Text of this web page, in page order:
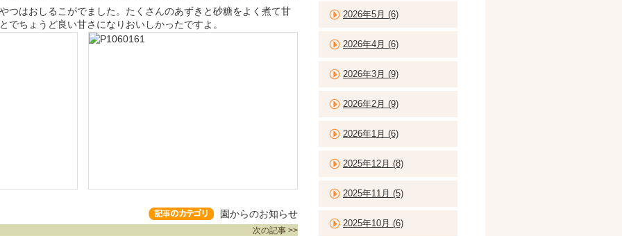
つはおしるこがでました。たくさんのあずきと砂糖をよく煮て甘
でちょうど良い甘さになりおいしかったですよ。
園からのお知らせ
次の記事 >>
2026年5月 (6)
2026年4月 (6)
2026年3月 (9)
2026年2月 (9)
2026年1月 (6)
2025年12月 (8)
2025年11月 (5)
2025年10月 (6)